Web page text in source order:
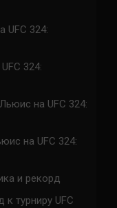
UFC 324:
324:
на UFC 324:
на UFC 324:
и рекорд
турниру UFC